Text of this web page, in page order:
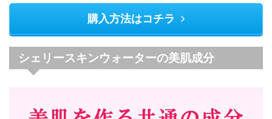
購入方法はコチラ
シェリースキンウォーターの美肌成分